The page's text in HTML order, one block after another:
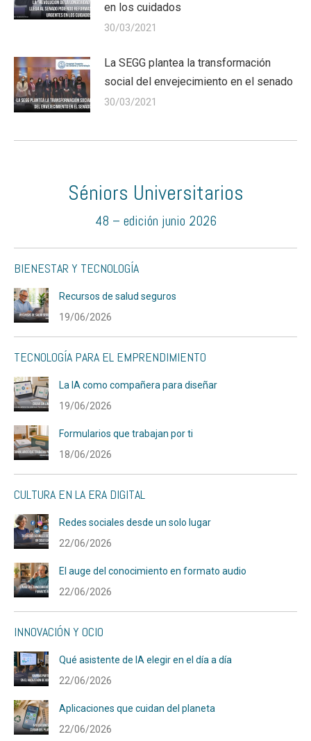
en los cuidados
30/03/2021
La SEGG plantea la transformación
social del envejecimiento en el senado
30/03/2021
Séniors Universitarios
48 – edición junio 2026
BIENESTAR Y TECNOLOGÍA
Recursos de salud seguros
19/06/2026
TECNOLOGÍA PARA EL EMPRENDIMIENTO
La IA como compañera para diseñar
19/06/2026
Formularios que trabajan por ti
18/06/2026
CULTURA EN LA ERA DIGITAL
Redes sociales desde un solo lugar
22/06/2026
El auge del conocimiento en formato audio
22/06/2026
INNOVACIÓN Y OCIO
Qué asistente de IA elegir en el día a día
22/06/2026
Aplicaciones que cuidan del planeta
22/06/2026